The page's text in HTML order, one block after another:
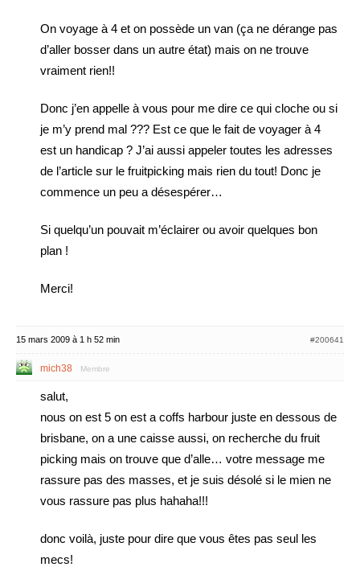
On voyage à 4 et on possède un van (ça ne dérange pas
d’aller bosser dans un autre état) mais on ne trouve
vraiment rien!!
Donc j’en appelle à vous pour me dire ce qui cloche ou si
je m’y prend mal ??? Est ce que le fait de voyager à 4
est un handicap ? J’ai aussi appeler toutes les adresses
de l’article sur le fruitpicking mais rien du tout! Donc je
commence un peu a désespérer…
Si quelqu’un pouvait m’éclairer ou avoir quelques bon
plan !
Merci!
15 mars 2009 à 1 h 52 min #200641
mich38 Membre
salut,
nous on est 5 on est a coffs harbour juste en dessous de
brisbane, on a une caisse aussi, on recherche du fruit
picking mais on trouve que d’alle… votre message me
rassure pas des masses, et je suis désolé si le mien ne
vous rassure pas plus hahaha!!!
donc voilà, juste pour dire que vous êtes pas seul les
mecs!